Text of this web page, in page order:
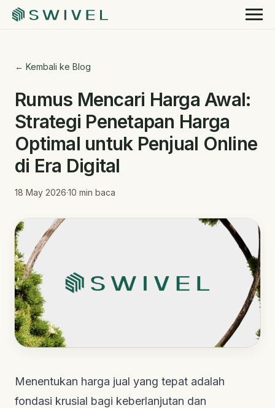
← Kembali ke Blog
Rumus Mencari Harga Awal:
Strategi Penetapan Harga
Optimal untuk Penjual Online
di Era Digital
18 May 2026·10 min baca
Menentukan harga jual yang tepat adalah
fondasi krusial bagi keberlanjutan dan